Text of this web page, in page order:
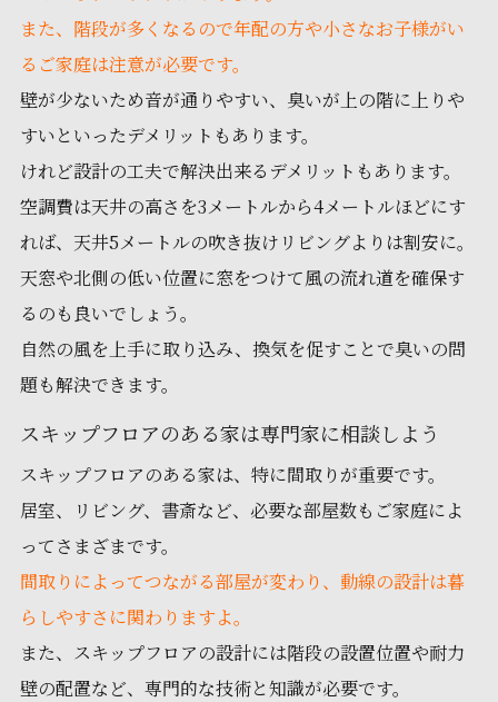
また、階段が多くなるので年配の方や小さなお子様がい
るご家庭は注意が必要です。
壁が少ないため音が通りやすい、臭いが上の階に上りや
すいといったデメリットもあります。
けれど設計の工夫で解決出来るデメリットもあります。
空調費は天井の高さを3メートルから4メートルほどにす
れば、天井5メートルの吹き抜けリビングよりは割安に。
天窓や北側の低い位置に窓をつけて風の流れ道を確保す
るのも良いでしょう。
自然の風を上手に取り込み、換気を促すことで臭いの問
題も解決できます。
スキップフロアのある家は専門家に相談しよう
スキップフロアのある家は、特に間取りが重要です。
居室、リビング、書斎など、必要な部屋数もご家庭によ
ってさまざまです。
間取りによってつながる部屋が変わり、動線の設計は暮
らしやすさに関わりますよ。
また、スキップフロアの設計には階段の設置位置や耐力
壁の配置など、専門的な技術と知識が必要です。